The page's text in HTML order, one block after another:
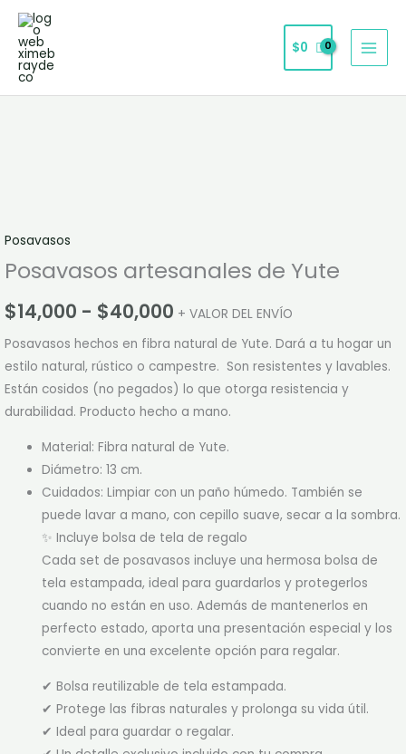
contenido
$0
Posavasos
Posavasos artesanales de Yute
$14,000 - $40,000
hasta
$40,000
+ VALOR DEL ENVÍO
Posavasos hechos en fibra natural de Yute. Dará a tu hogar un
estilo natural, rústico o campestre. Son resistentes y lavables.
Están cosidos (no pegados) lo que otorga resistencia y
durabilidad. Producto hecho a mano.
Material: Fibra natural de Yute.
Diámetro: 13 cm.
Cuidados: Limpiar con un paño húmedo. También se
puede lavar a mano, con cepillo suave, secar a la sombra.
✨ Incluye bolsa de tela de regalo
Cada set de posavasos incluye una hermosa bolsa de
tela estampada, ideal para guardarlos y protegerlos
cuando no están en uso. Además de mantenerlos en
perfecto estado, aporta una presentación especial y los
convierte en una excelente opción para regalar.
✔ Bolsa reutilizable de tela estampada.
✔ Protege las fibras naturales y prolonga su vida útil.
✔ Ideal para guardar o regalar.